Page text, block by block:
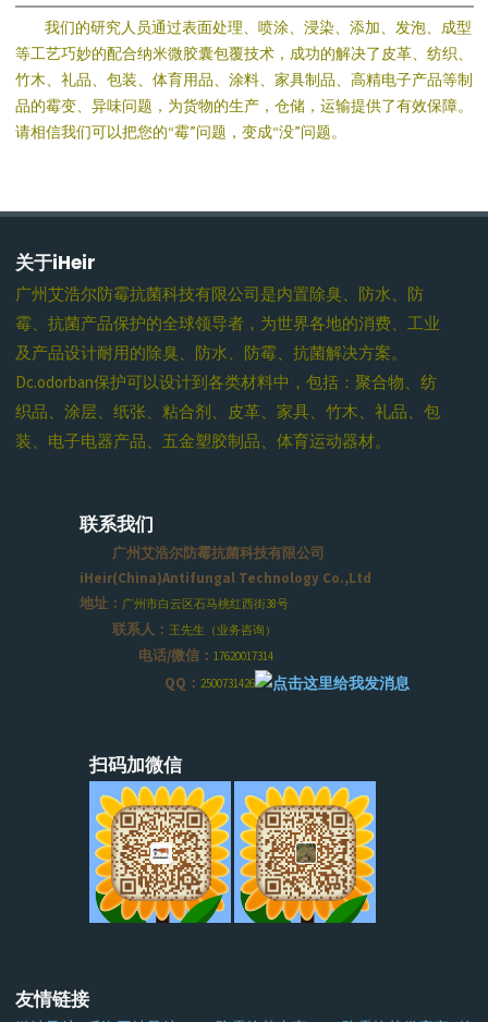
我们的研究人员通过表面处理、喷涂、浸染、添加、发泡、成型
等工艺巧妙的配合纳米微胶囊包覆技术，成功的解决了皮革、纺织、
竹木、礼品、包装、体育用品、涂料、家具制品、高精电子产品等制
品的霉变、异味问题，为货物的生产，仓储，运输提供了有效保障。
请相信我们可以把您的“霉”问题，变成“没”问题。
关于iHeir
广州艾浩尔防霉抗菌科技有限公司是内置除臭、防水、防
霉、抗菌产品保护的全球领导者，为世界各地的消费、工业
及产品设计耐用的除臭、防水、防霉、抗菌解决方案。
Dc.odorban保护可以设计到各类材料中，包括：聚合物、纺
织品、涂层、纸张、粘合剂、皮革、家具、竹木、礼品、包
装、电子电器产品、五金塑胶制品、体育运动器材。
联系我们
广州艾浩尔防霉抗菌科技有限公司
iHeir(China)Antifungal Technology Co.,Ltd
地址： 广州市白云区石马桃红西街38号
联系人： 王先生（业务咨询）
电话/微信： 17620017314
QQ： 2500731426
扫码加微信
友情链接